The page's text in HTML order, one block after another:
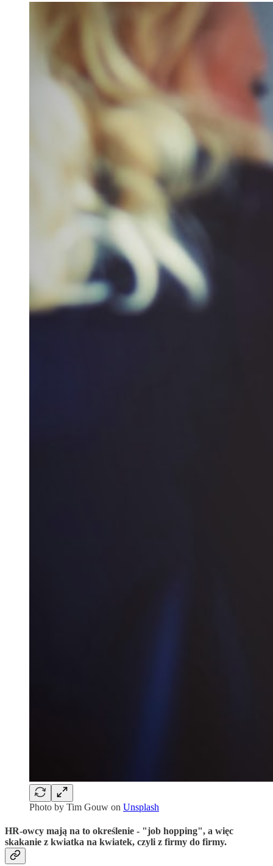
Photo by Tim Gouw on Unsplash
HR-owcy mają na to określenie - "job hopping", a więc
skakanie z kwiatka na kwiatek, czyli z firmy do firmy.